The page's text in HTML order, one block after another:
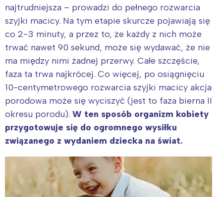
najtrudniejsza – prowadzi do pełnego rozwarcia
szyjki macicy. Na tym etapie skurcze pojawiają się
co 2-3 minuty, a przez to, że każdy z nich może
trwać nawet 90 sekund, może się wydawać, że nie
ma między nimi żadnej przerwy. Całe szczęście,
faza ta trwa najkrócej. Co więcej, po osiągnięciu
10-centymetrowego rozwarcia szyjki macicy akcja
porodowa może się wyciszyć (jest to faza bierna II
okresu porodu). W ten sposób organizm kobiety
przygotowuje się do ogromnego wysiłku
związanego z wydaniem dziecka na świat.